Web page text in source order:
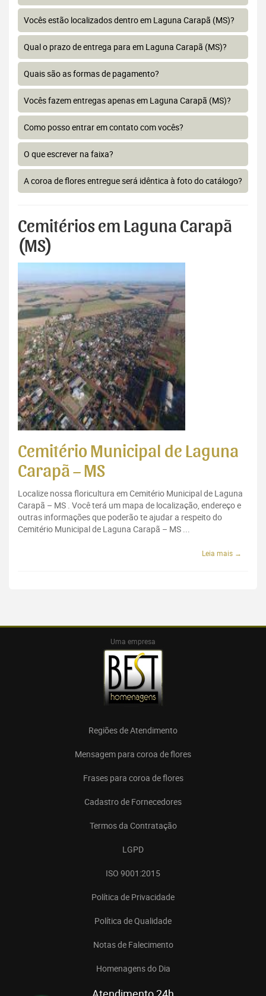
Vocês estão localizados dentro em Laguna Carapã (MS)?
Qual o prazo de entrega para em Laguna Carapã (MS)?
Quais são as formas de pagamento?
Vocês fazem entregas apenas em Laguna Carapã (MS)?
Como posso entrar em contato com vocês?
O que escrever na faixa?
A coroa de flores entregue será idêntica à foto do catálogo?
Cemitérios em Laguna Carapã
(MS)
Cemitério Municipal de Laguna
Carapã – MS
Localize nossa floricultura em Cemitério Municipal de Laguna
Carapã – MS . Você terá um mapa de localização, endereço e
outras informações que poderão te ajudar a respeito do
Cemitério Municipal de Laguna Carapã – MS ...
Leia mais →
Uma empresa
Regiões de Atendimento
Mensagem para coroa de flores
Frases para coroa de flores
Cadastro de Fornecedores
Termos da Contratação
LGPD
ISO 9001:2015
Política de Privacidade
Política de Qualidade
Notas de Falecimento
Homenagens do Dia